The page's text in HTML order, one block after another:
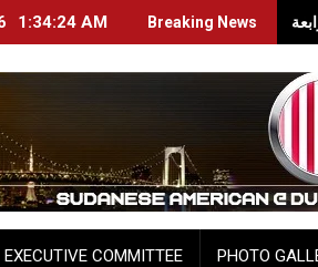
1:34:25 AM Breaking News
EXECUTIVE COMMITTEE PHOTO